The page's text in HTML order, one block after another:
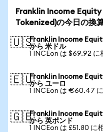
Franklin Income Equity
Tokenized)の今日の換
🇺🇸Franklin Income
から 米ドル
1 INCEon は $69.92 に
🇪🇺Franklin Income
から ユーロ
1 INCEon は €60.47
🇬🇧Franklin Income
から 英ポンド
1 INCEon は £51.80 に